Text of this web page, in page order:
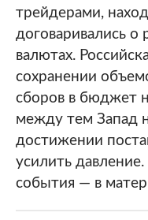
трейдерами,
договаривались о
валютах.
сохранении
сборов в бюджет
между тем Запад
достижении
усилить давление.
события — в